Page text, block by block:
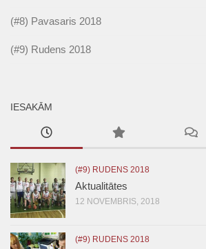
(#8) Pavasaris 2018
(#9) Rudens 2018
IESAKĀM
(#9) RUDENS 2018
Aktualitātes
12 NOVEMBRIS, 2018
(#9) RUDENS 2018